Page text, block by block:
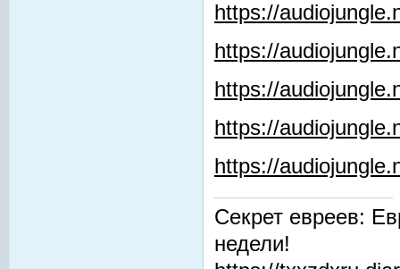
https://
https://
https://
https://
https://
Секрет евреев:
недели!